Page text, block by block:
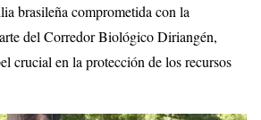
brasileña comprometida con la
del Corredor Biológico Diriangén,
crucial en la protección de los recursos